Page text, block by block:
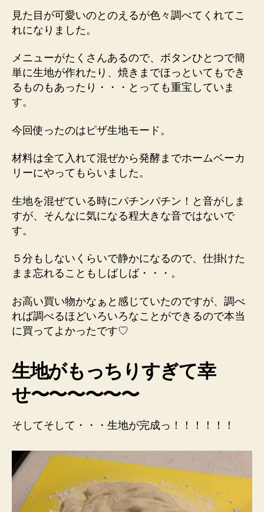
見た目が可愛いのとのえるが色々調べてくれてこ
れになりました。
メニューがたくさんあるので、ボタンひとつで簡
単に生地が作れたり、焼きまでほっといてもでき
るものもあったり・・・とっても重宝していま
す。
今回使ったのはピザ生地モード。
材料は全て入れて混ぜから発酵までホームベーカ
リーにやってもらいました。
生地を混ぜている時にパチンパチン！と音がしま
すが、そんなに気になる程大きな音ではないで
す。
５分もしないくらいで静かになるので、仕掛けた
まま忘れることもしばしば・・・。
お高い買い物かなぁと感じていたのですが、調べ
れば調べるほどいろいろなことができるので本当
に買ってよかったです♡
生地がもっちりすぎて幸
せ〜〜〜〜〜〜
そしてそして・・・生地が完成っ！！！！！！